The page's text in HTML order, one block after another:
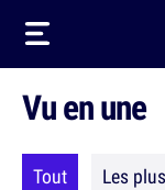
Vu en une
Tout Les